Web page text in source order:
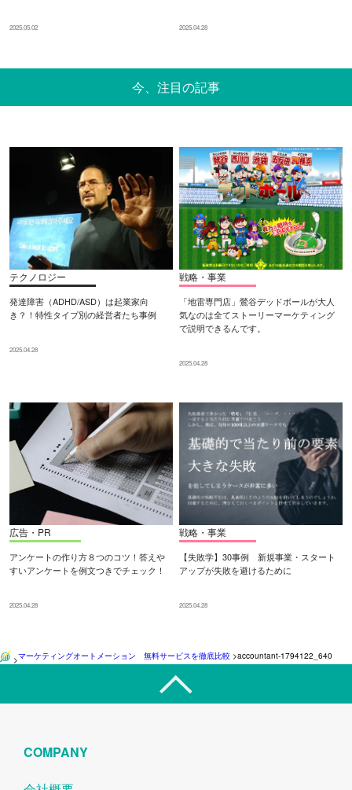
2025.05.02 2025.04.28
今、注目の記事
テクノロジー
発達障害（ADHD/ASD）は起業家向
き？！特性タイプ別の経営者たち事例
2025.04.28
戦略・事業
「地雷専門店」鶯谷デッドボールが大人
気なのは全てストーリーマーケティング
で説明できるんです。
2025.04.28
広告・PR
アンケートの作り方８つのコツ！答えや
すいアンケートを例文つきでチェック！
2025.04.28
戦略・事業
【失敗学】30事例 新規事業・スタート
アップが失敗を避けるために
2025.04.28
>マーケティングオートメーション 無料サービスを徹底比較>accountant-1794122_640
COMPANY